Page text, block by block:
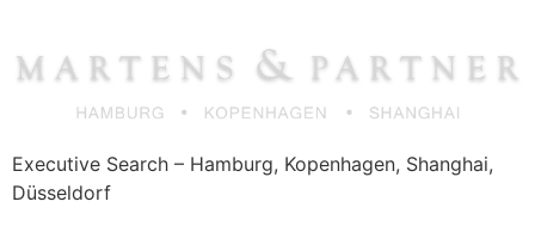
springen
Executive Search – Hamburg, Kopenhagen, Shanghai,
Düsseldorf